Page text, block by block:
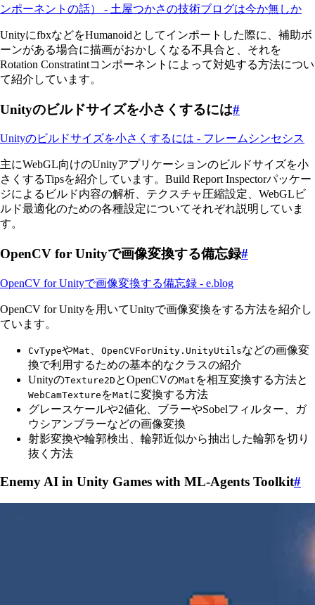
ンポーネントの話） - 土屋つかさの技術ブログは今か無しか
UnityにfbxなどをHumanoidとしてインポートした際に、補助ボ
ーンがある場合に描画がおかしくなる不具合と、それを
Rotation Constratintコンポーネントによって対処する方法につい
て紹介しています。
Unityのビルドサイズを小さくするには#
Unityのビルドサイズを小さくするには - フレームシンセシス
主にWebGL向けのUnityアプリケーションのビルドサイズを小
さくするTipsを紹介しています。Build Report Inspectorパッケー
ジによるビルド内容の解析、テクスチャ圧縮設定、WebGLビ
ルド最適化のための各種設定についてそれぞれ説明していま
す。
OpenCV for Unityで画像変換する備忘録#
OpenCV for Unityで画像変換する備忘録 - e.blog
OpenCV for Unityを用いてUnityで画像変換をする方法を紹介し
ています。
CvTypeやMat OpenCVForUnity.UnityUtilsなどの画像変
換で利用するための基本的なクラスの紹介
UnityのTexture2D とOpenCVのMat を相互変換する方法と
WebCamTexture をMatに変換する方法
グレースケールや2値化、ブラーやSobelフィルター、ガ
ウシアンブラーなどの画像変換
射影変換や輪郭検出、輪郭近似から抽出した輪郭を切り
抜く方法
Enemy AI in Unity Games with ML-Agents Toolkit#